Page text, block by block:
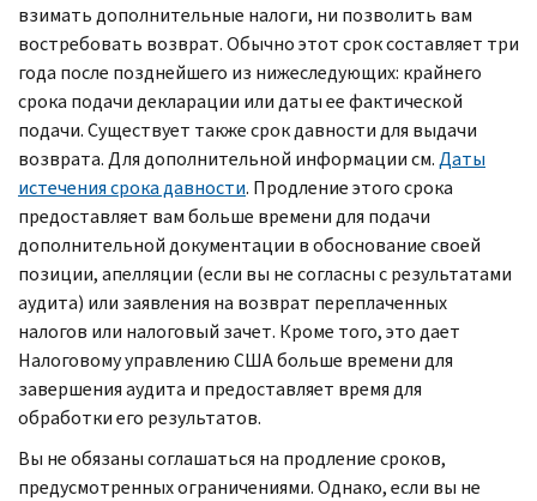
взимать дополнительные налоги, ни позволить вам
востребовать возврат. Обычно этот срок составляет три
года после позднейшего из нижеследующих: крайнего
срока подачи декларации или даты ее фактической
подачи. Существует также срок давности для выдачи
возврата. Для дополнительной информации см.Даты
истечения срока давности. Продление этого срока
предоставляет вам больше времени для подачи
дополнительной документации в обоснование своей
позиции, апелляции (если вы не согласны с результатами
аудита) или заявления на возврат переплаченных
налогов или налоговый зачет. Кроме того, это дает
Налоговому управлению США больше времени для
завершения аудита и предоставляет время для
обработки его результатов.
Вы не обязаны соглашаться на продление сроков,
предусмотренных ограничениями. Однако, если вы не